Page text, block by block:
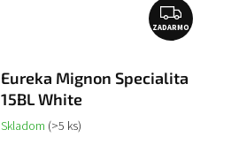
Z
A
A
ZADARMO
Eureka Mignon Specialita
15BL White
Skladom (>5 ks)